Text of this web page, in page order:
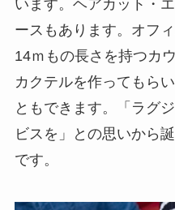
います。ヘアカット・
ースもあります。オフ
14ｍもの長さを持つカ
カクテルを作ってもら
ともできます。「ラグ
ビスを」との思いから
です。